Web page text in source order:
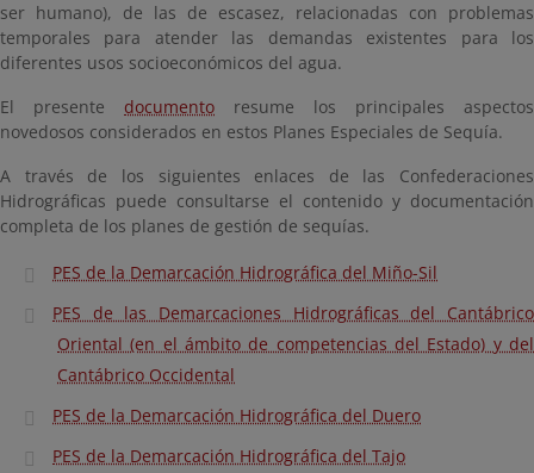
ser humano), de las de escasez, relacionadas con problemas
temporales para atender las demandas existentes para los
diferentes usos socioeconómicos del agua.
El presente documento resume los principales aspectos
novedosos considerados en estos Planes Especiales de Sequía.
A través de los siguientes enlaces de las Confederaciones
Hidrográficas puede consultarse el contenido y documentación
completa de los planes de gestión de sequías.
PES de la Demarcación Hidrográfica del Miño-Sil
PES de las Demarcaciones Hidrográficas del Cantábrico
Oriental (en el ámbito de competencias del Estado) y del
Cantábrico Occidental
PES de la Demarcación Hidrográfica del Duero
PES de la Demarcación Hidrográfica del Tajo